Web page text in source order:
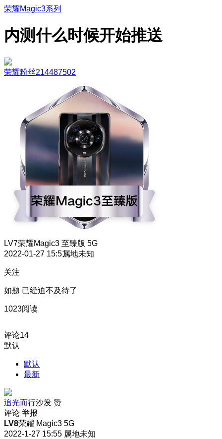
荣耀Magic3系列
内测什么时候开始推送
荣耀粉丝214487502
LV7荣耀Magic3 至臻版 5G
2022-01-27 15:51属地未知
关注
如题 已经迫不及待了
1023阅读
评论14
默认
默认
最新
追光而行沙发 赞
评论 举报
LV8荣耀 Magic3 5G
2022-1-27 15:55 属地未知